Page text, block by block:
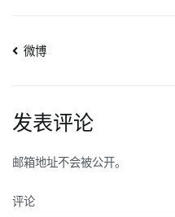
文
导
航
微博
发表评论
邮箱地址不会被公开。
评论